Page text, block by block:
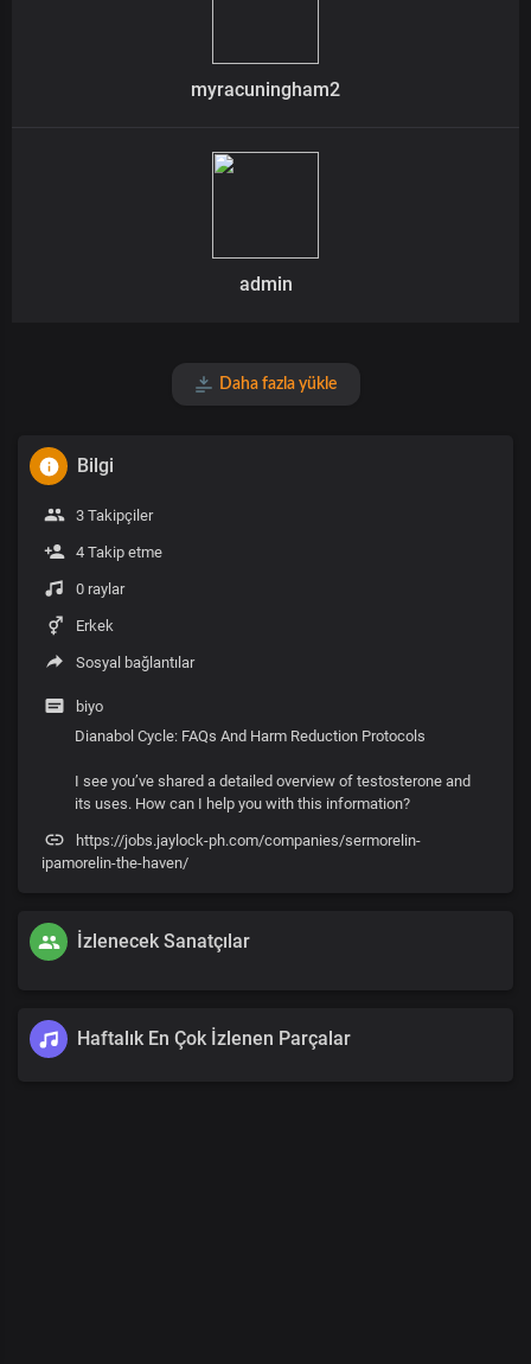
myracuningham2
admin
Daha fazla yükle
Bilgi
3 Takipçiler
4 Takip etme
0 raylar
Erkek
Sosyal bağlantılar
biyo
Dianabol Cycle: FAQs And Harm Reduction Protocols
I see you’ve shared a detailed overview of testosterone and
its uses. How can I help you with this information?
https://jobs.jaylock-ph.com/companies/sermorelin-
ipamorelin-the-haven/
İzlenecek Sanatçılar
Haftalık En Çok İzlenen Parçalar